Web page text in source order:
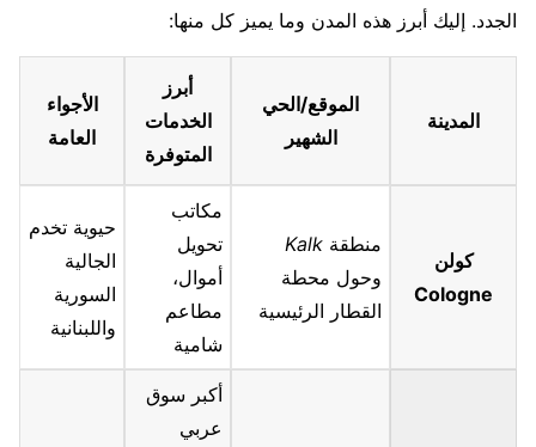
الجدد. إليك أبرز هذه المدن وما يميز كل منها:
المدينة
الموقع/الحي
الشهير
أبرز
الخدمات
المتوفرة
الأجواء
العامة
كولن
Cologne
منطقةKalk
وحول محطة
القطار الرئيسية
مكاتب
تحويل
أموال،
مطاعم
شامية
حيوية تخدم
الجالية
السورية
واللبنانية
أكبر سوق
عربي